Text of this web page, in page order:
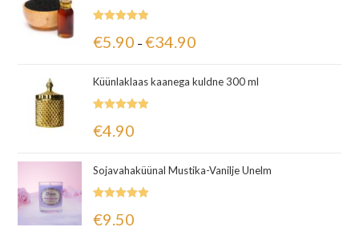
5.00 / 5
€5.90 – €34.90
Küünlaklaas kaanega kuldne 300 ml
5.00/ 5
€4.90
Sojavahaküünal Mustika-Vanilje Unelm
5.00 / 5
€9.50